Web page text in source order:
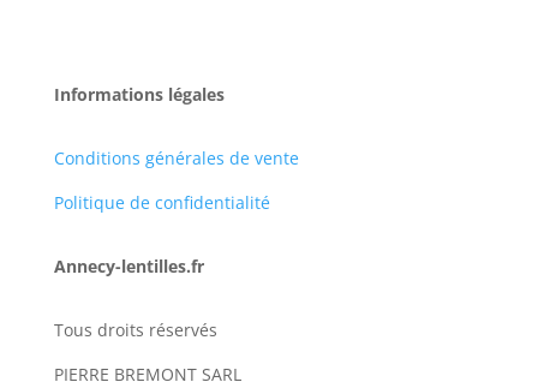
Informations légales
Conditions générales de vente
Politique de confidentialité
Annecy-lentilles.fr
Tous droits réservés
PIERRE BREMONT SARL